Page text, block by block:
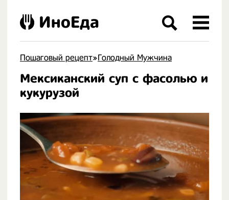
Пошаговый рецепт»Голодный Мужчина
Мексиканский суп с фасолью и
кукурузой
ИноЕда